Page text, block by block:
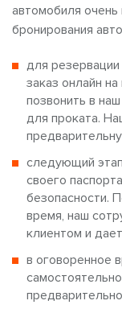
автомобиля очень
бронирования
для
заказ онлайн
позвонить в
для проката.
следующий
своего
безопасности.
время, наш
клиентом и
в оговоренное